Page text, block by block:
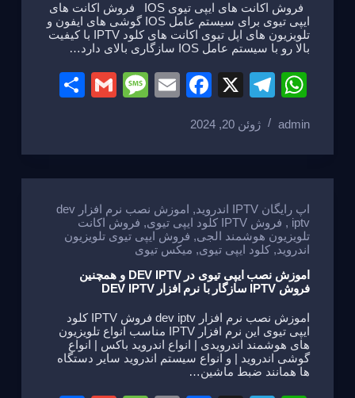
فروش اکانت های ایپی تیوی IOS فروش اکانت های
ایپی تیوی برای سیستم عامل IOS گوشی های ایفون و
تلویزیون های اپل تیوی اکانت های کلود IPTV با کیفیت
بالا رو با سیستم عامل IOS سازگاری بالای دارد…
W
at
s
A
p
p
T
e
gr
a
m
X
F
e
b
o
o
k
E
M
a
g
e
G
e
admin ژوئن 20, 2024
اپ رایگان IPTV اندروید ,
اموزش نصب نرم افزار dev
iptv
, فروش IPTV کلود ایپی تیوی , فروش اکانت
تلویزیون هوشمند الجی, فروش ایپی تیوی تلویزیون
اندروید , کلود ایپی تیوی, میکس تیوی
اموزش نصب ایپی تیوی در DEV IPTV و همچنین
فروش IPTV سازگار با نرم افزار DEV IPTV
اموزش نصب نرم افزار dev iptv فروش IPTV کلود
ایپی تیوی این نرم افزار IPTV مناسب انواع تلویزیون
های هوشمند اندرویدی | انواع اندروید باکس | انواع
گوشی اندروید | و انواع سیستم اندروید سایر دستگاه
ها همانند ضبط ماشین…